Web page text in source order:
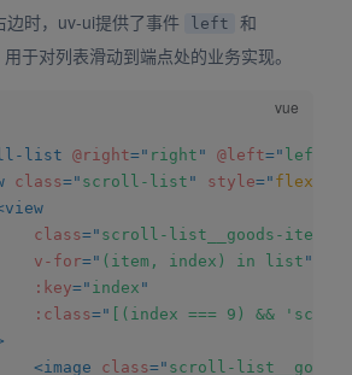
边时，uv-ui提供了事件 left 和
于对列表滑动到端点处的业务实现。
list @right=" right " @left=" left
class=" scroll-list " style=" flex-
view
class=" scroll-list__goods-item
v-for=" (item, index) in list "
:key=" index "
:class="
[(index === 9) &&
<image class=" scroll-list__goods-